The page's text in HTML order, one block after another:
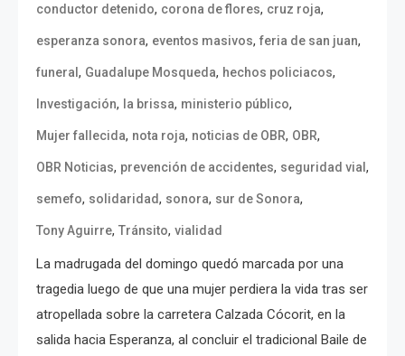
conductor detenido, corona de flores, cruz roja,
esperanza sonora, eventos masivos, feria de san juan,
funeral , Guadalupe Mosqueda, hechos policiacos,
Investigación, la brissa, ministerio público,
Mujer fallecida, nota roja, noticias de OBR, OBR,
OBR Noticias, prevención de accidentes, seguridad vial ,
semefo, solidaridad, sonora, sur de Sonora,
Tony Aguirre, Tránsito, vialidad
La madrugada del domingo quedó marcada por una
tragedia luego de que una mujer perdiera la vida tras ser
atropellada sobre la carretera Calzada Cócorit, en la
salida hacia Esperanza, al concluir el tradicional Baile de